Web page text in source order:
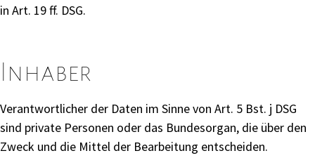
in Art. 19 ff. DSG.
Inhaber
Verantwortlicher der Daten im Sinne von Art. 5 Bst. j DSG
sind private Personen oder das Bundesorgan, die über den
Zweck und die Mittel der Bearbeitung entscheiden.